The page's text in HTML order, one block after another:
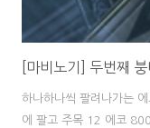
[마비노기] 두번째
하나하나씩 팔려나가는
에 팔고 주목 12 에코